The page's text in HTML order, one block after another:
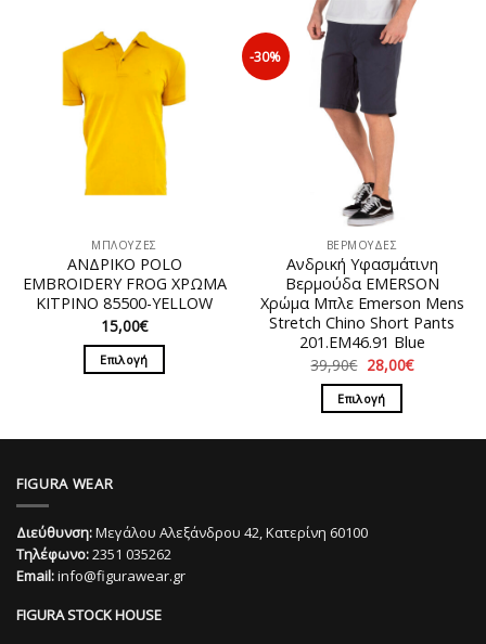
έχει
πολλαπλές
παραλλαγές.
επιλογές
μπορούν
σελίδα
του
προϊόντος
πολλαπλές
παραλλαγές.
επιλογές
μπορούν
να
επιλεγούν
στη
σελίδα
του
προϊόντος
ΜΠΛΟΥΖΕΣ
ΑΝΔΡΙΚΟ POLO
EMBROIDERY FROG ΧΡΩΜΑ
ΚΙΤΡΙΝΟ 85500-YELLOW
15,00€
Επιλογή
Οι
επιλογές
μπορούν
επιλεγούν
-30%
ΒΕΡΜΟΥΔΕΣ
Ανδρική Υφασμάτινη
Βερμούδα EMERSON
Χρώμα Μπλε Emerson Mens
Stretch Chino Short Pants
201.EM46.91 Blue
39,90€ Original
price
was:
39,90€.
28,00€Η
τρέχουσα
Επιλογή
το
παραλλαγές.
FIGURA WEAR
Διεύθυνση:Μεγάλου Αλεξάνδρου 42, Κατερίνη 60100
Τηλέφωνο:2351 035262
Email:info@figurawear.gr
FIGURA STOCK HOUSE